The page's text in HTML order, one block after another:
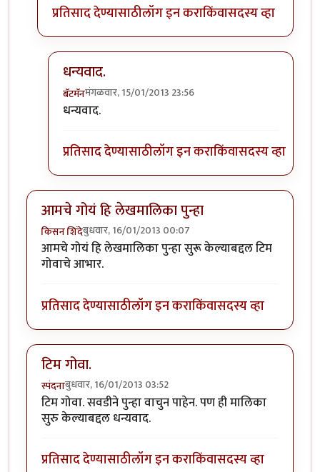
प्रतिसाद देण्यासाठीलॉग इन कराकिंवासदस्य व्हा
धन्यवाद.
बॅटमॅनमंगळवार, 15/01/2013 23:56
In reply to
धन्यवाद.
प्रतिसाद देण्यासाठीलॉग इन कराकिंवासदस्य व्हा
आमचे गोयं हि लेखमालिका पुन्हा
किसन शिंदेबुधवार, 16/01/2013 00:07
आमचे गोयं हि लेखमालिका पुन्हा सुरू केल्याबद्दल टिम
गोवाचे आभार.
प्रतिसाद देण्यासाठीलॉग इन कराकिंवासदस्य व्हा
टिम गोवा.
स्पंदनाबुधवार, 16/01/2013 03:52
टिम गोवा. सवडीने पुन्हा वाचुन पाहेन. पण ही मालिका
सुरु केल्याबद्दल धन्यवाद.
प्रतिसाद देण्यासाठीलॉग इन कराकिंवासदस्य व्हा